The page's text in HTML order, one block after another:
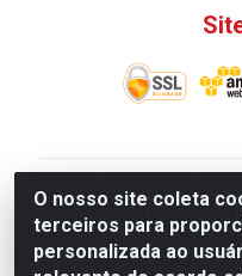
O nosso site coleta
terceiros para
personalizada ao
V. C. Ferragens LTDA -
Bandeira, Rio de
Todas as regras de